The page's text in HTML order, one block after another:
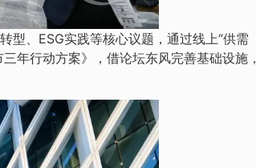
型、 ESG实践等核心议题，通过线上“供需
年行动方案》，借论坛东风完善基础设施，